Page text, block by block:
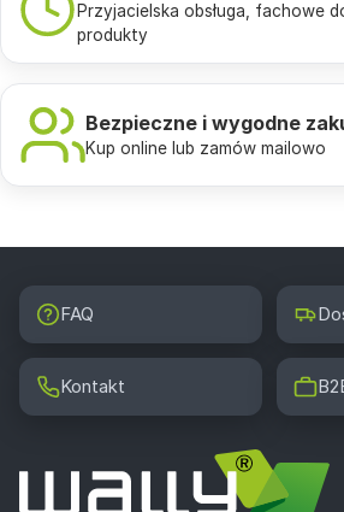
Przyjacielska obsługa, fachowe
produkty
Bezpieczne i wygodne
Kup online lub zamów mailowo
FAQ
Kontakt